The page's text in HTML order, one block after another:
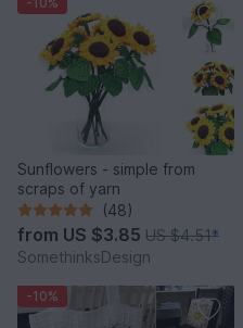
Sunflowers - simple from
scraps of yarn
(48)
from US $3.85 US $4.51*
SomethinksDesign
-10%